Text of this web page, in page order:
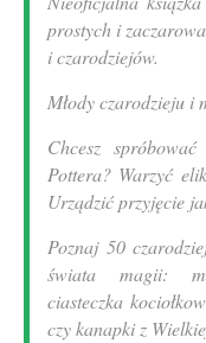
prostych i
i czarodziejów.
Młody czarodzieju i
Chcesz
Pottera? Warzyć
Urządzić przyjęcie
Poznaj 50
świata magii:
ciasteczka
czy kanapki z